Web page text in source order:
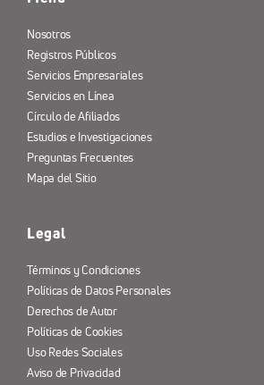
Nosotros
Registros Públicos
Servicios Empresariales
Servicios en Línea
Círculo de Afiliados
Estudios e Investigaciones
Preguntas Frecuentes
Mapa del Sitio
Legal
Términos y Condiciones
Políticas de Datos Personales
Derechos de Autor
Políticas de Cookies
Uso Redes Sociales
Aviso de Privacidad